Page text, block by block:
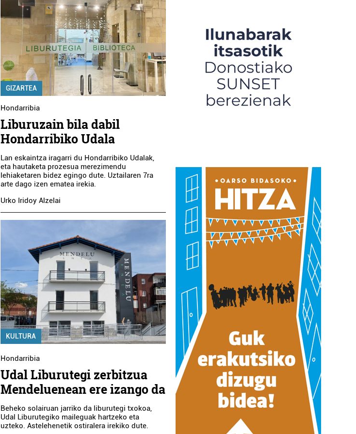
GIZARTEA
Hondarribia
Liburuzain bila dabil
Hondarribiko Udala
Lan eskaintza iragarri du Hondarribiko Udalak,
eta hautaketa prozesua merezimendu
lehiaketaren bidez egingo dute. Uztailaren 7ra
arte dago izen ematea irekia.
Urko Iridoy Alzelai
KULTURA
Hondarribia
Udal Liburutegi zerbitzua
Mendeluenean ere izango da
Beheko solairuan jarriko da liburutegi txokoa,
Udal Liburutegiko maileguak hartzeko eta
uzteko. Astelehenetik ostiralera irekiko dute.